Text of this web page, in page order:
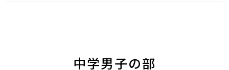
中学男子の部